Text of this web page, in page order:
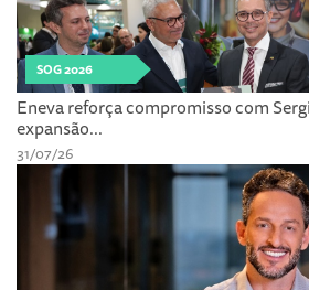
SOG 2026
Eneva reforça compromisso com
expansão...
31/07/26